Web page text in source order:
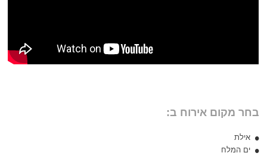
בחר מקום אירוח ב:
אילת
ים המלח